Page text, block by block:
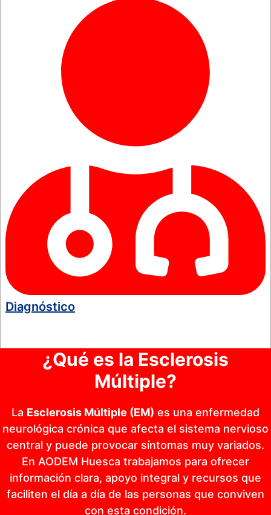
Diagnóstico
¿Qué es la Esclerosis
Múltiple?
La Esclerosis Múltiple (EM) es una enfermedad
neurológica crónica que afecta el sistema nervioso
central y puede provocar síntomas muy variados.
En AODEM Huesca trabajamos para ofrecer
información clara, apoyo integral y recursos que
faciliten el día a día de las personas que conviven
con esta condición.